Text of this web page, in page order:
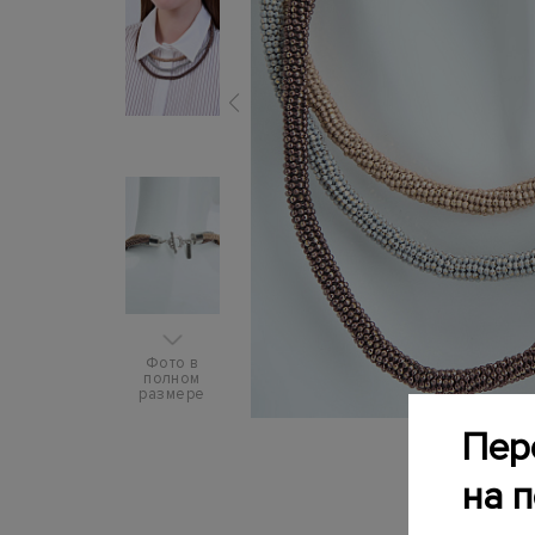
Фото в
полном
размере
на